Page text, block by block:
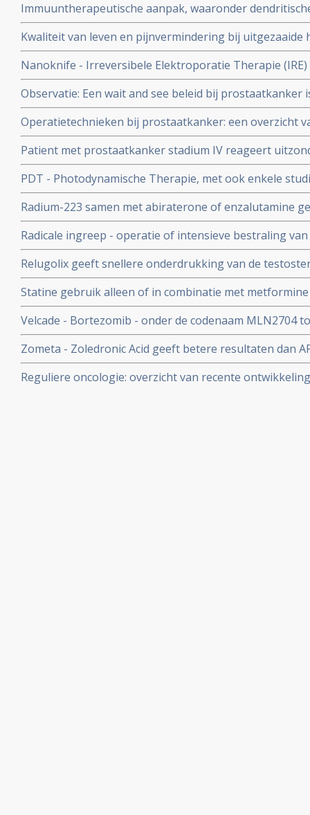
Immuuntherapeutische aanpak, waaronder
prostaatkanker: een overzicht van belangrijke studies
Kwaliteit van leven en pijnvermindering bij
prostaatkanker vanuit patientenervaringen
Nanoknife - Irreversibele Elektroporatie Therapie
toegepast in St. Antonius Ziekenhuis
Observatie: Een wait and see beleid bij prostaatkanker
procent van de gevallen - dan een directe behandeling
bevestigd door een grote Europese studie o.a.
Centrum
Operatietechnieken bij prostaatkanker: een overzicht
relevante studies
Patient met prostaatkanker stadium IV reageert
deruxtecan (T-DXd) waar elke andere aanpak faalde
relatief goede gezondheid
PDT - Photodynamische Therapie, met ook enkele
prostaatkankerpatiënten succesvol uitgevoerd
Radium-223 samen met abiraterone of enzalutamine
dan alleen Radium-223 of alleen andere
prostaatkanker
Radicale ingreep - operatie of intensieve bestraling
risico geeft 50 procent minder kans op overlijden in
hormoontherapie
Relugolix geeft snellere onderdrukking van de
leuproleline (lucrin) voor patienten met gevorderde
risico op ernstige cardiovasculaire bijwerkingen
Statine gebruik alleen of in combinatie met
prostaatkankerpatienten met hoog risico factoren 32
overlijden aan alle oorzaken en 54 procent minder
prostaatkanker.
Velcade - Bortezomib - onder de codenaam MLN2704
resultaten bij prostaatkankerpatiënten met recidief
Zometa - Zoledronic Acid geeft betere resultaten dan
botproblemen vanuit prostaatkanker
Reguliere oncologie: overzicht van recente